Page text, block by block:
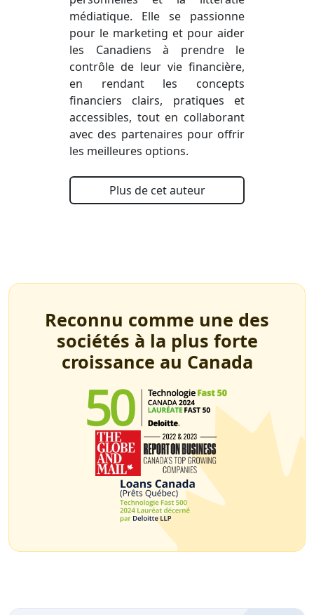
médiatique. Elle se passionne
pour le marketing et pour aider
les Canadiens à prendre le
contrôle de leur vie financière,
en rendant les concepts
financiers clairs, pratiques et
accessibles, tout en collaborant
avec des partenaires pour offrir
les meilleures options.
Plus de cet auteur
Reconnu comme une des
sociétés à la plus forte
croissance au Canada